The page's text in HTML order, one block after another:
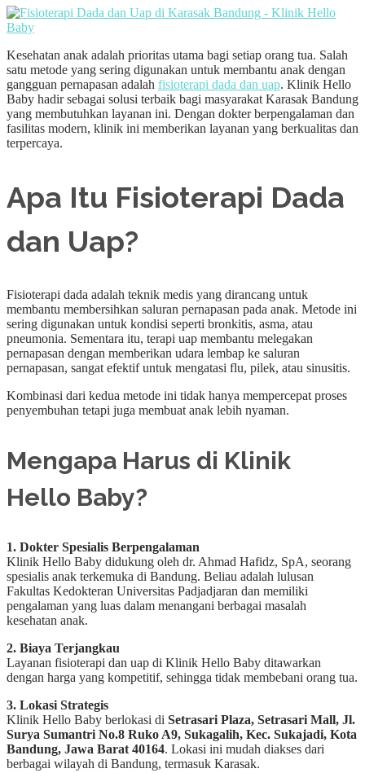
Kesehatan anak adalah prioritas utama bagi setiap orang tua. Salah
satu metode yang sering digunakan untuk membantu anak dengan
gangguan pernapasan adalah fisioterapi dada dan uap. Klinik Hello
Baby hadir sebagai solusi terbaik bagi masyarakat Karasak Bandung
yang membutuhkan layanan ini. Dengan dokter berpengalaman dan
fasilitas modern, klinik ini memberikan layanan yang berkualitas dan
terpercaya.
Apa Itu Fisioterapi Dada
dan Uap?
Fisioterapi dada adalah teknik medis yang dirancang untuk
membantu membersihkan saluran pernapasan pada anak. Metode ini
sering digunakan untuk kondisi seperti bronkitis, asma, atau
pneumonia. Sementara itu, terapi uap membantu melegakan
pernapasan dengan memberikan udara lembap ke saluran
pernapasan, sangat efektif untuk mengatasi flu, pilek, atau sinusitis.
Kombinasi dari kedua metode ini tidak hanya mempercepat proses
penyembuhan tetapi juga membuat anak lebih nyaman.
Mengapa Harus di Klinik
Hello Baby?
1. Dokter Spesialis Berpengalaman
Klinik Hello Baby didukung oleh dr. Ahmad Hafidz, SpA, seorang
spesialis anak terkemuka di Bandung. Beliau adalah lulusan
Fakultas Kedokteran Universitas Padjadjaran dan memiliki
pengalaman yang luas dalam menangani berbagai masalah
kesehatan anak.
2. Biaya Terjangkau
Layanan fisioterapi dan uap di Klinik Hello Baby ditawarkan
dengan harga yang kompetitif, sehingga tidak membebani orang tua.
3. Lokasi Strategis
Klinik Hello Baby berlokasi di Setrasari Plaza, Setrasari Mall, Jl.
Surya Sumantri No.8 Ruko A9, Sukagalih, Kec. Sukajadi, Kota
Bandung, Jawa Barat 40164. Lokasi ini mudah diakses dari
berbagai wilayah di Bandung, termasuk Karasak.